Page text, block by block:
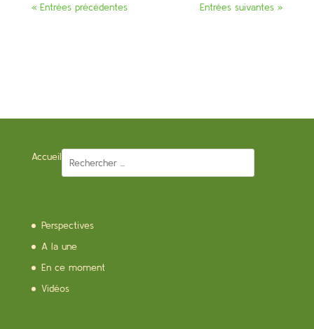
« Entrées précédentes Entrées suivantes »
Accueil
Perspectives
A la une
En ce moment
Vidéos